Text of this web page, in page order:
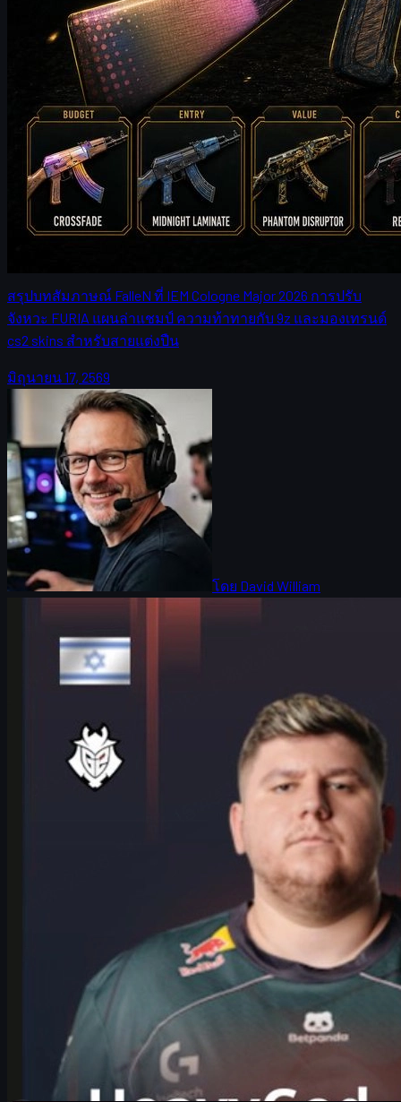
โดยMichael
Johnson
Counter-Strike 2มิถุนายน 17, 2569
FalleN เปิดใจปรับจังหวะ FURIA ลุยแชมป์เมเจอร์ CS2
สรุปบทสัมภาษณ์ FalleN ที่ IEM Cologne Major 2026 การปรับ
จังหวะ FURIA แผนล่าแชมป์ ความท้าทายกับ 9z และมองเทรนด์
cs2 skins สำหรับสายแต่งปืน
มิถุนายน 17, 2569
โดย David William
HeavyGod เปิดใจ IEM Cologne Major 2026 กับเส้นทาง
G2 และโลก CS2 skins
สัมภาษณ์พิเศษ HeavyGod ก่อน Playoffs IEM Cologne Major 2026
พูดถึงฟอร์ม G2 การเตรียมตัวใน LANXESS Arena และเทรนด์
CS2 skins สำหรับสายแต่งปืน